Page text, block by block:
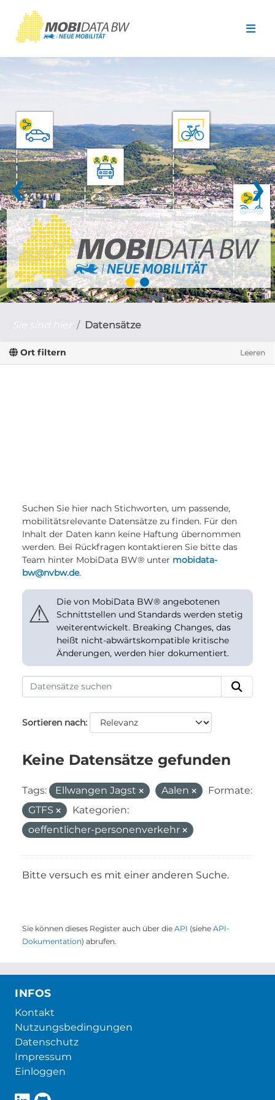
❮ ❯
Datensätze
Ort filtern Leeren
Suchen Sie hier nach Stichworten, um passende,
mobilitätsrelevante Datensätze zu finden. Für den
Inhalt der Daten kann keine Haftung übernommen
werden. Bei Rückfragen kontaktieren Sie bitte das
Team hinter MobiData BW® unter mobidata-
bw@nvbw.de.
⚠
Die von MobiData BW® angebotenen
Schnittstellen und Standards werden stetig
weiterentwickelt. Breaking Changes, das
heißt nicht-abwärtskompatible kritische
Änderungen, werden hier dokumentiert.
Sortieren nach
Keine Datensätze gefunden
Tags: Ellwangen Jagst Aalen
Formate:
GTFS
Kategorien:
oeffentlicher-personenverkehr
Bitte versuch es mit einer anderen Suche.
Sie können dieses Register auch über die API (siehe API-
Dokumentation) abrufen.
INFOS
Kontakt
Nutzungsbedingungen
Datenschutz
Impressum
Einloggen